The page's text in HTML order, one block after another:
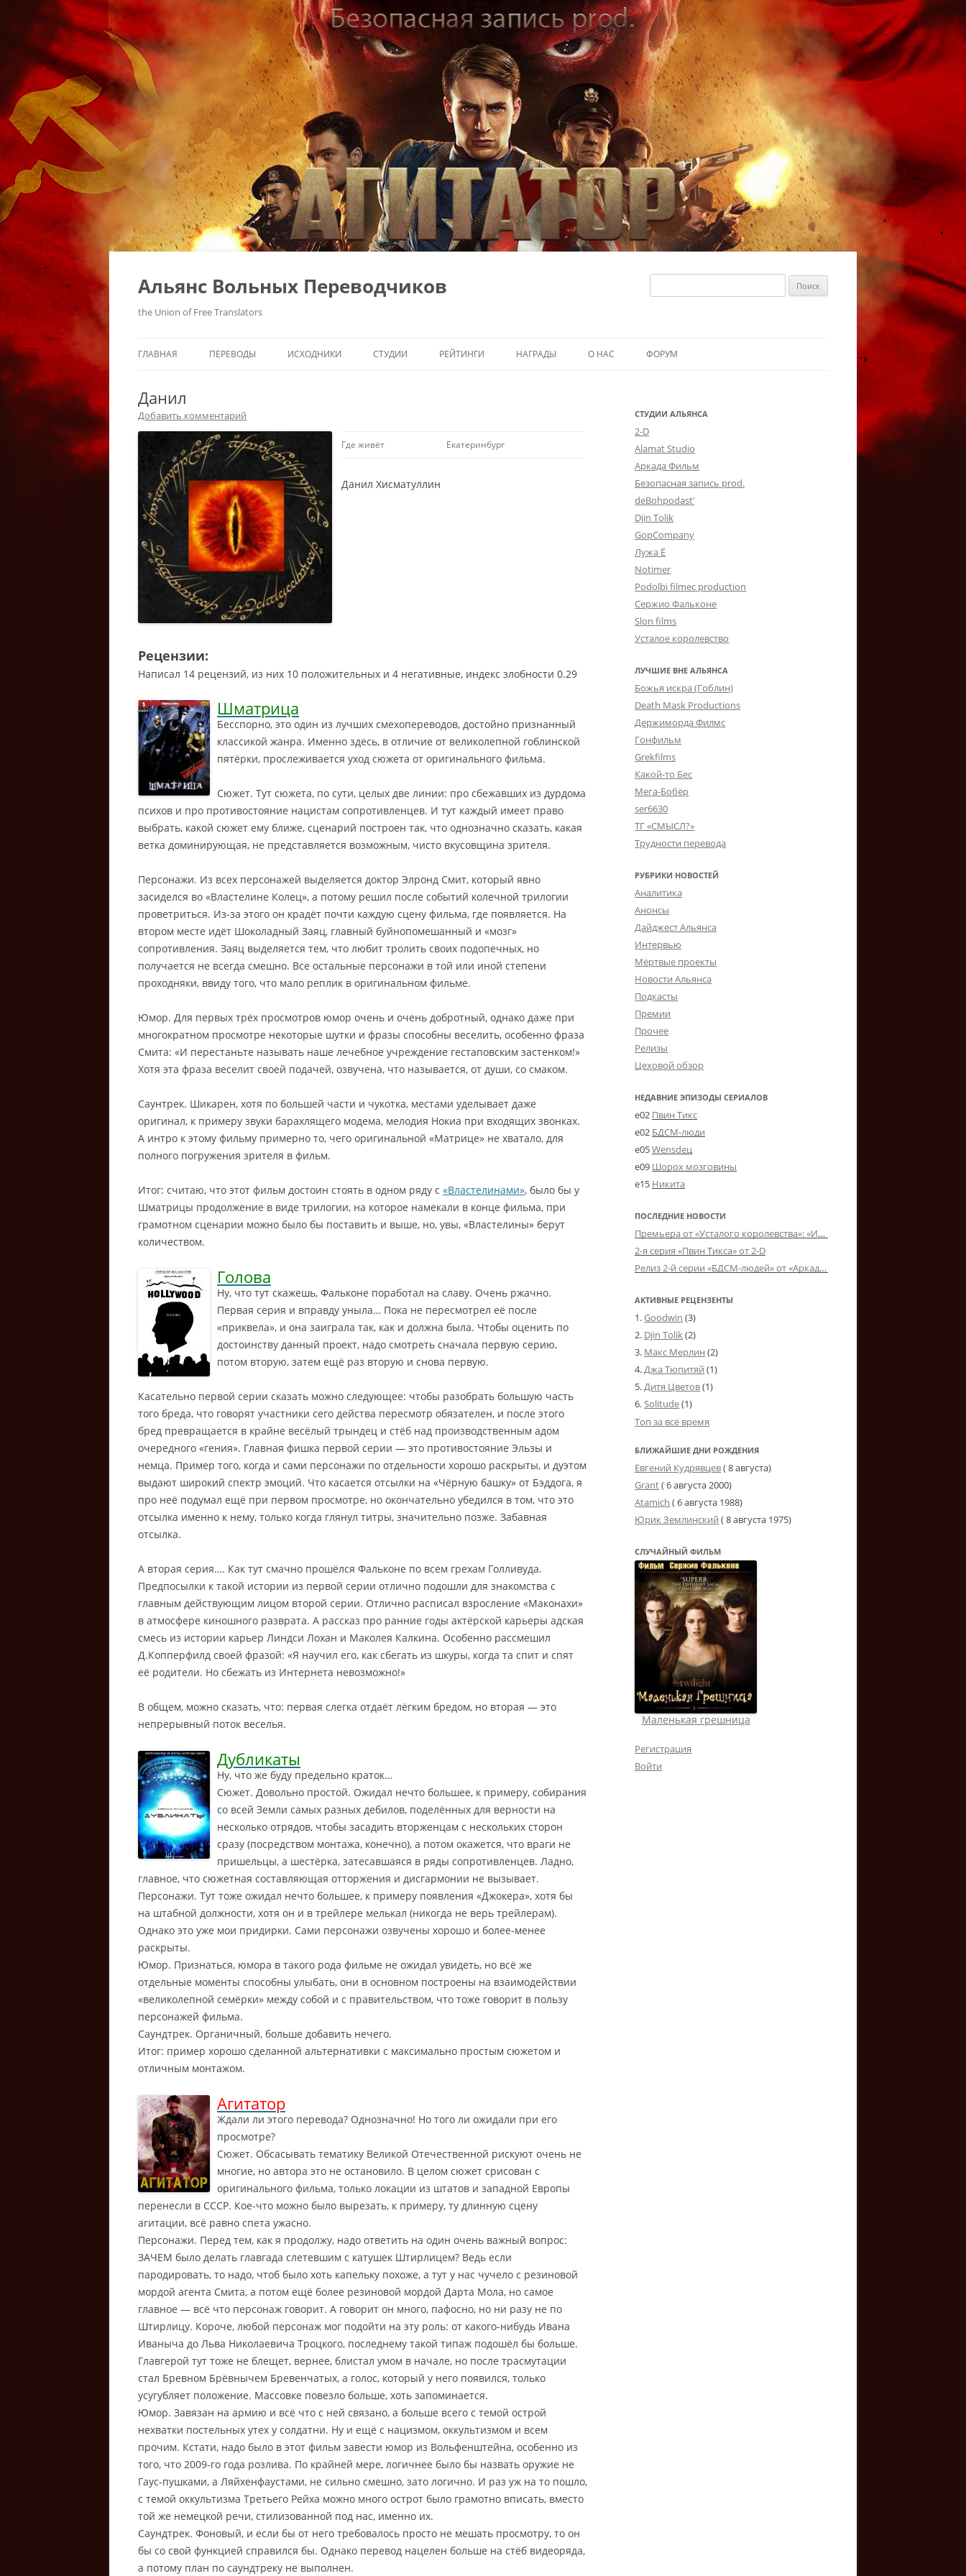
Альянс Вольных Переводчиков
the Union of Free Translators
Найти:
ГЛАВНАЯ ПЕРЕВОДЫ ИСХОДНИКИ СТУДИИ РЕЙТИНГИ НАГРАДЫ О НАС
ВСТУПЛЕНИЕ В АЛЬЯНС
ИСТОРИЯ АЛЬЯНСА
ФОРУМ
Данил
Добавить комментарий
Где живёт Екатеринбург
Данил Хисматуллин
Рецензии:
Написал 14 рецензий, из них 10 положительных и 4 негативные, индекс злобности 0.29
Шматрица
Бесспорно, это один из лучших смехопереводов, достойно признанный
классикой жанра. Именно здесь, в отличие от великолепной гоблинской
пятёрки, прослеживается уход сюжета от оригинального фильма.
Сюжет. Тут сюжета, по сути, целых две линии: про сбежавших из дурдома
психов и про противостояние нацистам сопротивленцев. И тут каждый имеет право
выбрать, какой сюжет ему ближе, сценарий построен так, что однозначно сказать, какая
ветка доминирующая, не представляется возможным, чисто вкусовщина зрителя.
Персонажи. Из всех персонажей выделяется доктор Элронд Смит, который явно
засиделся во «Властелине Колец», а потому решил после событий колечной трилогии
проветриться. Из-за этого он крадёт почти каждую сцену фильма, где появляется. На
втором месте идёт Шоколадный Заяц, главный буйнопомешанный и «мозг»
сопротивления. Заяц выделяется тем, что любит тролить своих подопечных, но
получается не всегда смешно. Все остальные персонажи в той или иной степени
проходняки, ввиду того, что мало реплик в оригинальном фильме.
Юмор. Для первых трёх просмотров юмор очень и очень добротный, однако даже при
многократном просмотре некоторые шутки и фразы способны веселить, особенно фраза
Смита: «И перестаньте называть наше лечебное учреждение гестаповским застенком!»
Хотя эта фраза веселит своей подачей, озвучена, что называется, от души, со смаком.
Саунтрек. Шикарен, хотя по большей части и чукотка, местами уделывает даже
оригинал, к примеру звуки барахлящего модема, мелодия Нокиа при входящих звонках.
А интро к этому фильму примерно то, чего оригинальной «Матрице» не хватало, для
полного погружения зрителя в фильм.
Итог: считаю, что этот фильм достоин стоять в одном ряду с «Властелинами», было бы у
Шматрицы продолжение в виде трилогии, на которое намекали в конце фильма, при
грамотном сценарии можно было бы поставить и выше, но, увы, «Властелины» берут
количеством.
Голова
Ну, что тут скажешь, Фальконе поработал на славу. Очень ржачно.
Первая серия и вправду уныла… Пока не пересмотрел её после
«приквела», и она заиграла так, как и должна была. Чтобы оценить по
достоинству данный проект, надо смотреть сначала первую серию,
потом вторую, затем ещё раз вторую и снова первую.
Касательно первой серии сказать можно следующее: чтобы разобрать большую часть
того бреда, что говорят участники сего действа пересмотр обязателен, и после этого
бред превращается в крайне весёлый трындец и стёб над производственным адом
очередного «гения». Главная фишка первой серии — это противостояние Эльзы и
немца. Пример того, когда и сами персонажи по отдельности хорошо раскрыты, и дуэтом
выдают широкий спектр эмоций. Что касается отсылки на «Чёрную башку» от Бэддога, я
про неё подумал ещё при первом просмотре, но окончательно убедился в том, что это
отсылка именно к нему, только когда глянул титры, значительно позже. Забавная
отсылка.
А вторая серия…. Как тут смачно прошёлся Фальконе по всем грехам Голливуда.
Предпосылки к такой истории из первой серии отлично подошли для знакомства с
главным действующим лицом второй серии. Отлично расписал взросление «Маконахи»
в атмосфере киношного разврата. А рассказ про ранние годы актёрской карьеры адская
смесь из истории карьер Линдси Лохан и Маколея Калкина. Особенно рассмешил
Д.Копперфилд своей фразой: «Я научил его, как сбегать из шкуры, когда та спит и спят
её родители. Но сбежать из Интернета невозможно!»
В общем, можно сказать, что: первая слегка отдаёт лёгким бредом, но вторая — это
непрерывный поток веселья.
Дубликаты
Ну, что же буду предельно краток…
Сюжет. Довольно простой. Ожидал нечто большее, к примеру, собирания
со всей Земли самых разных дебилов, поделённых для верности на
несколько отрядов, чтобы засадить вторженцам с нескольких сторон
сразу (посредством монтажа, конечно), а потом окажется, что враги не
пришельцы, а шестёрка, затесавшаяся в ряды сопротивленцев. Ладно,
главное, что сюжетная составляющая отторжения и дисгармонии не вызывает.
Персонажи. Тут тоже ожидал нечто большее, к примеру появления «Джокера», хотя бы
на штабной должности, хотя он и в трейлере мелькал (никогда не верь трейлерам).
Однако это уже мои придирки. Сами персонажи озвучены хорошо и более-менее
раскрыты.
Юмор. Признаться, юмора в такого рода фильме не ожидал увидеть, но всё же
отдельные моменты способны улыбать, они в основном построены на взаимодействии
«великолепной семёрки» между собой и с правительством, что тоже говорит в пользу
персонажей фильма.
Саундтрек. Органичный, больше добавить нечего.
Итог: пример хорошо сделанной альтернативки с максимально простым сюжетом и
отличным монтажом.
Агитатор
Ждали ли этого перевода? Однозначно! Но того ли ожидали при его
просмотре?
Сюжет. Обсасывать тематику Великой Отечественной рискуют очень не
многие, но автора это не остановило. В целом сюжет срисован с
оригинального фильма, только локации из штатов и западной Европы
перенесли в СССР. Кое-что можно было вырезать, к примеру, ту длинную сцену
агитации, всё равно спета ужасно.
Персонажи. Перед тем, как я продолжу, надо ответить на один очень важный вопрос:
ЗАЧЕМ было делать главгада слетевшим с катушек Штирлицем? Ведь если
пародировать, то надо, чтоб было хоть капельку похоже, а тут у нас чучело с резиновой
мордой агента Смита, а потом ещё более резиновой мордой Дарта Мола, но самое
главное — всё что персонаж говорит. А говорит он много, пафосно, но ни разу не по
Штирлицу. Короче, любой персонаж мог подойти на эту роль: от какого-нибудь Ивана
Иваныча до Льва Николаевича Троцкого, последнему такой типаж подошёл бы больше.
Главгерой тут тоже не блещет, вернее, блистал умом в начале, но после трасмутации
стал Бревном Брёвнычем Бревенчатых, а голос, который у него появился, только
усугубляет положение. Массовке повезло больше, хоть запоминается.
Юмор. Завязан на армию и всё что с ней связано, а больше всего с темой острой
нехватки постельных утех у солдатни. Ну и ещё с нацизмом, оккультизмом и всем
прочим. Кстати, надо было в этот фильм завести юмор из Вольфенштейна, особенно из
того, что 2009-го года розлива. По крайней мере, логичнее было бы назвать оружие не
Гаус-пушками, а Ляйхенфаустами, не сильно смешно, зато логично. И раз уж на то пошло,
с темой оккультизма Третьего Рейха можно много острот было грамотно вписать, вместо
той же немецкой речи, стилизованной под нас, именно их.
Саундтрек. Фоновый, и если бы от него требовалось просто не мешать просмотру, то он
бы со свой функцией справился бы. Однако перевод нацелен больше на стёб видеоряда,
а потому план по саундтреку не выполнен.
СТУДИИ АЛЬЯНСА
2-D
Alamat Studio
Аркада Фильм
Безопасная запись prod.
deBohpodast’
Djin Tolik
GopCompany
Лужа Ё
Notimer
Podolbi filmec production
Сержио Фальконе
Slon films
Усталое королевство
ЛУЧШИЕ ВНЕ АЛЬЯНСА
Божья искра (Гоблин)
Death Mask Productions
Держиморда Филмс
Гонфильм
Grekfilms
Какой-то Бес
Мега-Бобёр
ser6630
ТГ «СМЫСЛ?»
Трудности перевода
РУБРИКИ НОВОСТЕЙ
Аналитика
Анонсы
Дайджест Альянса
Интервью
Мёртвые проекты
Новости Альянса
Подкасты
Премии
Прочее
Релизы
Цеховой обзор
НЕДАВНИЕ ЭПИЗОДЫ СЕРИАЛОВ
e02 Пвин Тикс
e02 БДСМ-люди
e05Wensdeц
e09 Шорох мозговины
e15 Никита
ПОСЛЕДНИЕ НОВОСТИ
Премьера от «Усталого королевства»: «Игорь начал»
2-я серия «Пвин Тикса» от 2-D
Релиз 2-й серии «БДСМ-людей» от «Аркада Фильм»
АКТИВНЫЕ РЕЦЕНЗЕНТЫ
Goodwin (3)
Djin Tolik(2)
Макс Мерлин (2)
Джа Тюпитяй (1)
Дитя Цветов(1)
Solitude(1)
Топ за всё время
БЛИЖАЙШИЕ ДНИ РОЖДЕНИЯ
Евгений Кудрявцев( 8 августа)
Grant(6 августа 2000)
Atamich (6 августа 1988)
Юрик Землинский (8 августа 1975)
СЛУЧАЙНЫЙ ФИЛЬМ
Маленькая грешница
Регистрация
Войти